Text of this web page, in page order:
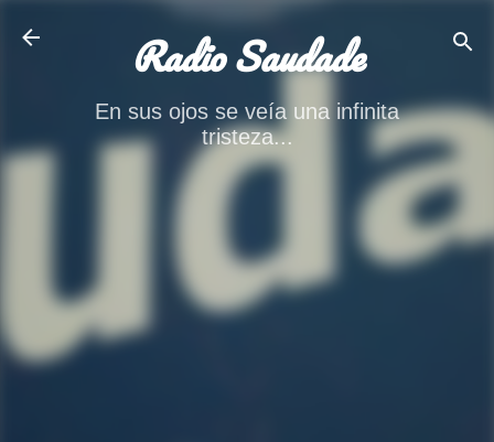
Radio Saudade
En sus ojos se veía una infinita
tristeza...